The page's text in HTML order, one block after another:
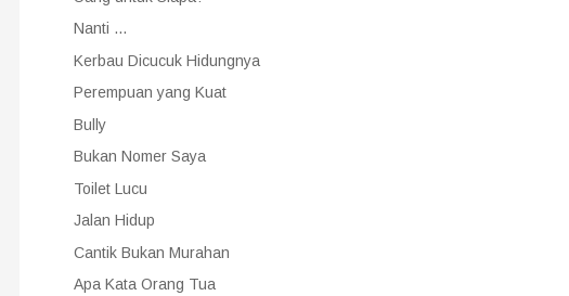
Nanti ...
Kerbau Dicucuk Hidungnya
Perempuan yang Kuat
Bully
Bukan Nomer Saya
Toilet Lucu
Jalan Hidup
Cantik Bukan Murahan
Apa Kata Orang Tua